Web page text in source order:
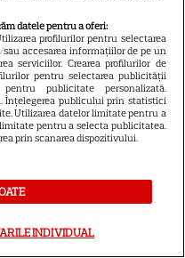
despre viața
ei, Maia, a plecat
„Legătura dintre noi
ia nimeni”
datele pentru a oferi:
profilurilor pentru selectarea
accesarea informațiilor de pe un
serviciilor. Crearea profilurilor de
pentru selectarea publicității
publicitate personalizată.
Înțelegerea publicului prin statistici
Utilizarea datelor limitate pentru a
pentru a selecta publicitatea.
prin scanarea dispozitivului.
INDIVIDUAL